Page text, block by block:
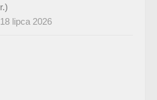
r.)
18 lipca 2026